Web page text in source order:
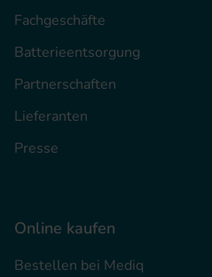
Fachgeschäfte
Batterieentsorgung
Partnerschaften
Lieferanten
Presse
Online kaufen
Bestellen bei Mediq